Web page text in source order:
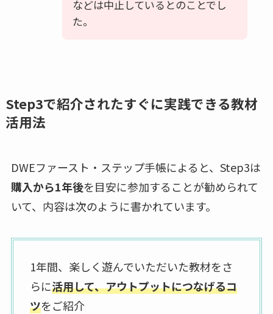
などは中止しているとのことでし
た。
Step3で紹介されたすぐに実践できる教材
活用法
DWEファースト・ステップ手帳によると、Step3は
購入から1年後を目安に参加することが勧められて
いて、内容は次のように書かれています。
1年間、楽しく遊んでいただいた教材をさ
らに活用して、アウトプットにつなげるコ
ツをご紹介